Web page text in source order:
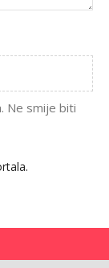
Ne smije biti